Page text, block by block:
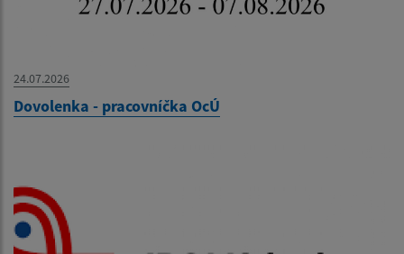
24.07.2026
Dovolenka - pracovníčka OcÚ